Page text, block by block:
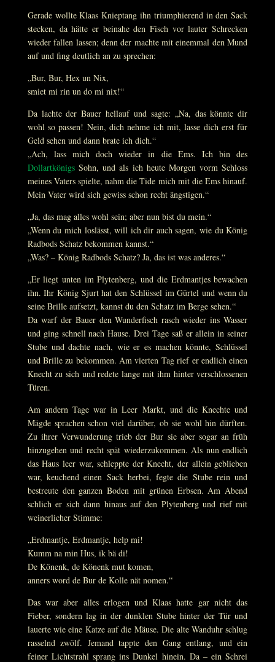
Gerade wollte Klaas Knieptang ihn triumphierend in den Sack
stecken, da hätte er beinahe den Fisch vor lauter Schrecken
wieder fallen lassen; denn der machte mit einemmal den Mund
auf und fing deutlich an zu sprechen:
„Bur, Bur, Hex un Nix,
smiet mi rin un do mi nix!“
Da lachte der Bauer hellauf und sagte: „Na, das könnte dir
wohl so passen! Nein, dich nehme ich mit, lasse dich erst für
Geld sehen und dann brate ich dich.“
„Ach, lass mich doch wieder in die Ems. Ich bin des
Dollartkönigs Sohn, und als ich heute Morgen vorm Schloss
meines Vaters spielte, nahm die Tide mich mit die Ems hinauf.
Mein Vater wird sich gewiss schon recht ängstigen.“
„Ja, das mag alles wohl sein; aber nun bist du mein.“
„Wenn du mich loslässt, will ich dir auch sagen, wie du König
Radbods Schatz bekommen kannst.“
„Was? – König Radbods Schatz? Ja, das ist was anderes.“
„Er liegt unten im Plytenberg, und die Erdmantjes bewachen
ihn. Ihr König Sjurt hat den Schlüssel im Gürtel und wenn du
seine Brille aufsetzt, kannst du den Schatz im Berge sehen.“
Da warf der Bauer den Wunderfisch rasch wieder ins Wasser
und ging schnell nach Hause. Drei Tage saß er allein in seiner
Stube und dachte nach, wie er es machen könnte, Schlüssel
und Brille zu bekommen. Am vierten Tag rief er endlich einen
Knecht zu sich und redete lange mit ihm hinter verschlossenen
Türen.
Am andern Tage war in Leer Markt, und die Knechte und
Mägde sprachen schon viel darüber, ob sie wohl hin dürften.
Zu ihrer Verwunderung trieb der Bur sie aber sogar an früh
hinzugehen und recht spät wiederzukommen. Als nun endlich
das Haus leer war, schleppte der Knecht, der allein geblieben
war, keuchend einen Sack herbei, fegte die Stube rein und
bestreute den ganzen Boden mit grünen Erbsen. Am Abend
schlich er sich dann hinaus auf den Plytenberg und rief mit
weinerlicher Stimme:
„Erdmantje, Erdmantje, help mi!
Kumm na min Hus, ik bä di!
De Könenk, de Könenk mut komen,
anners word de Bur de Kolle nät nomen.“
Das war aber alles erlogen und Klaas hatte gar nicht das
Fieber, sondern lag in der dunklen Stube hinter der Tür und
lauerte wie eine Katze auf die Mäuse. Die alte Wanduhr schlug
rasselnd zwölf. Jemand tappte den Gang entlang, und ein
feiner Lichtstrahl sprang ins Dunkel hinein. Da – ein Schrei